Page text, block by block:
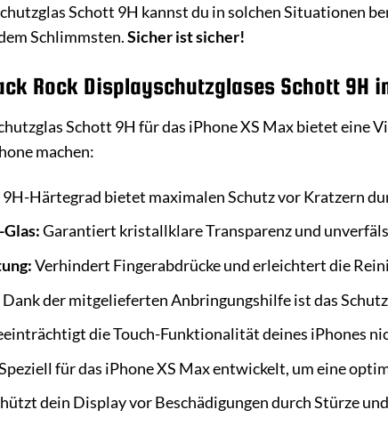
Schott 9H kannst du in solchen Situationen
Schlimmsten.Sicher ist sicher!
Rock Displayschutzglases Schott 9H
Schott 9H für das iPhone XS Max bietet eine
machen:
Härtegrad bietet maximalen Schutz vor Kratzern
Garantiert kristallklare Transparenz und
Verhindert Fingerabdrücke und erleichtert die
Dank der mitgelieferten Anbringungshilfe ist das
die Touch-Funktionalität deines iPhones
für das iPhone XS Max entwickelt, um eine
dein Display vor Beschädigungen durch Stürze